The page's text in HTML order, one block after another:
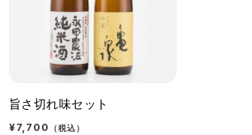
旨さ切れ味セット
¥7,700 （税込）